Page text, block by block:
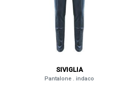
SIVIGLIA
Pantalone . indaco